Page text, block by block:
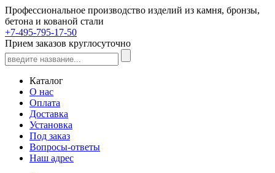
Профессиональное производство изделий из камня, бронзы,
бетона и кованой стали
+7-495-795-17-50
Прием заказов круглосуточно
Каталог
О нас
Оплата
Доставка
Установка
Под заказ
Вопросы-ответы
Наш адрес